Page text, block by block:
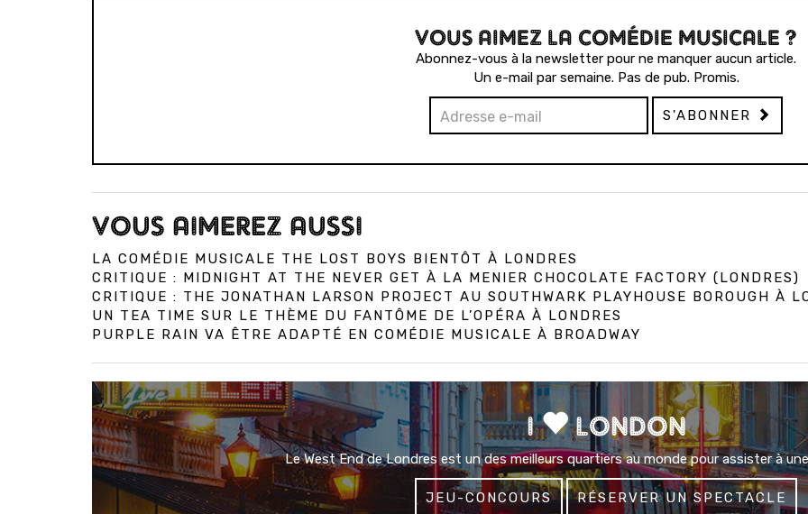
VOUS AIMEZ LA COMÉDIE MUSICALE ?
Abonnez-vous à la newsletter pour ne manquer aucun article.
Un e-mail par semaine. Pas de pub. Promis.
S'ABONNER
VOUS AIMEREZ AUSSI
LA COMÉDIE MUSICALE THE LOST BOYS BIENTÔT À LONDRES
CRITIQUE : MIDNIGHT AT THE NEVER GET À LA MENIER CHOCOLATE FACTORY (LONDRES)
CRITIQUE : THE JONATHAN LARSON PROJECT AU SOUTHWARK PLAYHOUSE BOROUGH À
UN TEA TIME SUR LE THÈME DU FANTÔME DE L’OPÉRA À LONDRES
PURPLE RAIN VA ÊTRE ADAPTÉ EN COMÉDIE MUSICALE À BROADWAY
I LONDON
Le West End de Londres est un des meilleurs quartiers au monde pour assister à
JEU-CONCOURS RÉSERVER UN SPECTACLE